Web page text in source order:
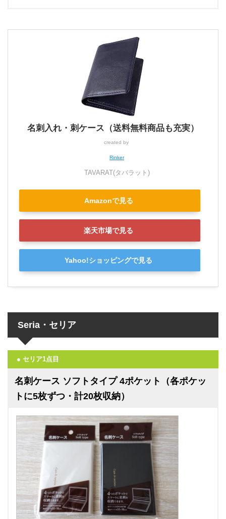
名刺入れ・刺ケース（送料無料商品も充実）
created by
Rinker
TAVARAT(タバラット)
Amazonで見る
楽天市場で見る
Yahoo!ショッピングで見る
Seria・セリア
● セリア1点目
名刺ケース ソフトタイプ 4ポケット（各ポケッ
トに5枚ずつ・計20枚収納）